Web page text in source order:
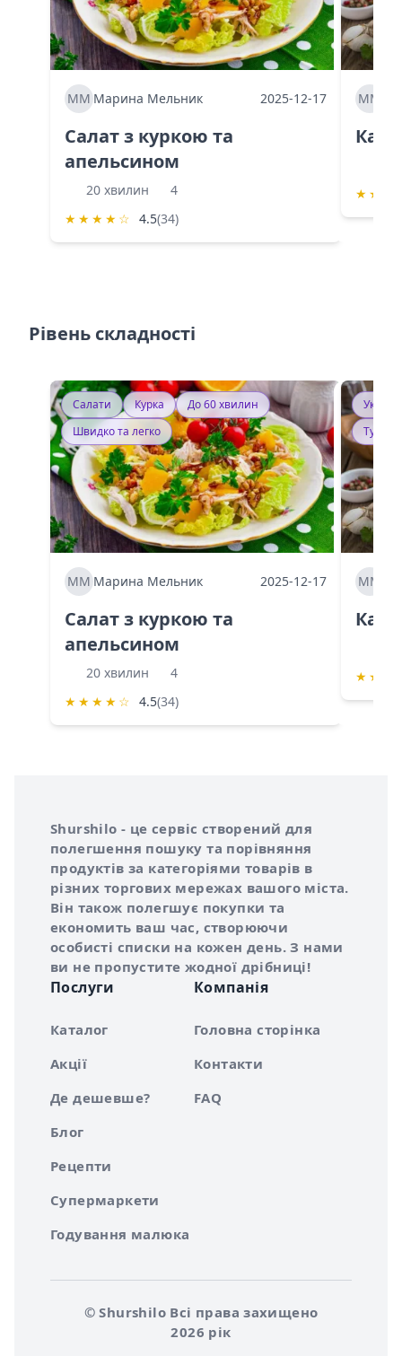
ММ Марина Мельник 2025-12-17
Салат з куркою та
апельсином
20 хвилин
4
★ ★ ★ ★ ☆ 4.5(34)
ММ
★ ★
Рівень складності
Салати Курка
До 60 хвилин
Швидко та легко
ММ Марина Мельник 2025-12-17
Салат з куркою та
апельсином
20 хвилин
4
★ ★ ★ ★ ☆ 4.5(34)
ММ
★ ★
Про сервіс Shurshilo
Shurshilo - це сервіс створений для
полегшення пошуку та порівняння
продуктів за категоріями товарів в
різних торгових мережах вашого міста.
Він також полегшує покупки та
економить ваш час, створюючи
особисті списки на кожен день. З нами
ви не пропустите жодної дрібниці!
Послуги
Каталог
Акції
Де дешевше?
Блог
Рецепти
Супермаркети
Годування малюка
Компанія
Головна сторінка
Контакти
FAQ
© Shurshilo Всі права захищено
2026 рік